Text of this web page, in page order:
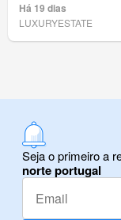
Há 19 dias
LUXURYESTATE
Seja o primeiro a
norte portugal